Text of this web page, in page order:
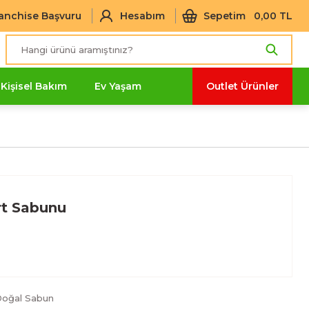
Başvuru Hesabım Sepetim 0,00 TL
Kişisel Bakım Ev Yaşam Outlet Ürünler
Sabunu
Sabun